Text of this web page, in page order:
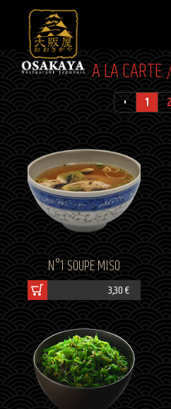
A LA CARTE
1 2
N°1 SOUPE MISO
3,30 €